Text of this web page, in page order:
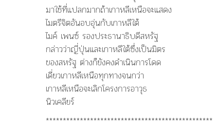
มาใช้ที่แปลกมากถ้าเกาหลีเหนือจะแสดง
ไมตรีจิตอันอบอุ่นกับเกาหลีใต้
ไมค์ เพนซ์ รองประธานาธิบดีสหรัฐ
กล่าวว่าญี่ปุ่นและเกาหลีใต้ซึ่งเป็นมิตร
ของสหรัฐ ต่างก็ยังคงดำเนินการโดด
เดี่ยวเกาหลีเหนือทุกทางจนกว่า
เกาหลีเหนือจะเลิกโครงการอาวุธ
นิวเคลียร์
*************************************************